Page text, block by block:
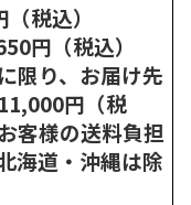
税込）
円（税込）
限り、お届け先
円（税
客様の送料負担
海道・沖縄は除